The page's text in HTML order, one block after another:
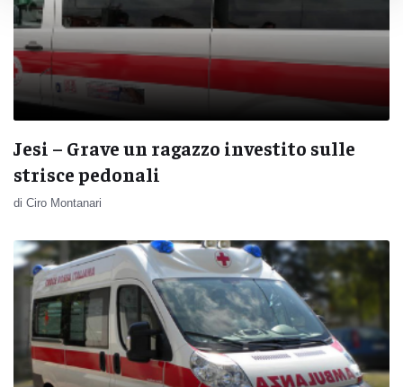
Jesi – Grave un ragazzo investito sulle
strisce pedonali
di Ciro Montanari